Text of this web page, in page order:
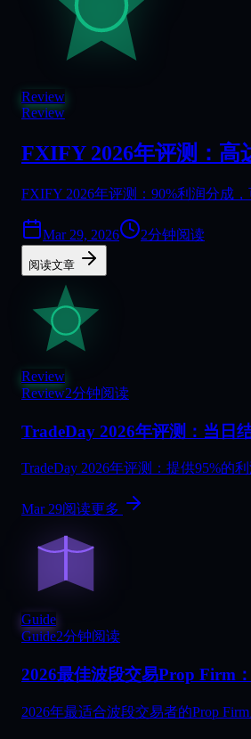
Review
Review
FXIFY 2026年评测：
FXIFY 2026年评测：90%利润分成
Mar 29, 2026 2分钟阅读
阅读文章
Review
Review2分钟阅读
TradeDay 2026年评测：当日
TradeDay 2026年评测：提供95%的
Mar 29阅读更多
Guide
Guide2分钟阅读
2026最佳波段交易Prop Firm
2026年最适合波段交易者的Prop